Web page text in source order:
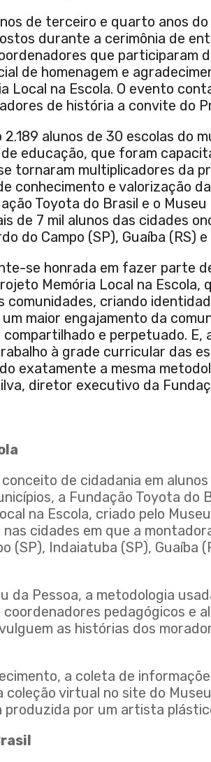
de terceiro e quarto anos do
durante a cerimônia de
que participaram
de homenagem e
Local na Escola. O evento
de história a convite do
alunos de 30 escolas do
educação, que foram
tornaram multiplicadores da
conhecimento e valorização
Toyota do Brasil e o Museu
de 7 mil alunos das cidades
do Campo (SP), Guaíba (RS)
se honrada em fazer parte
Memória Local na Escola,
criando
maior engajamento da
e perpetuado. E,
à grade curricular das
exatamente a mesma
diretor executivo da
de cidadania em
a Fundação Toyota do
na Escola, criado pelo
cidades em que a
(SP), Indaiatuba (SP), Guaíba
da Pessoa, a metodologia
pedagógicos e
as histórias dos
a coleta de
virtual no site do
produzida por um artista